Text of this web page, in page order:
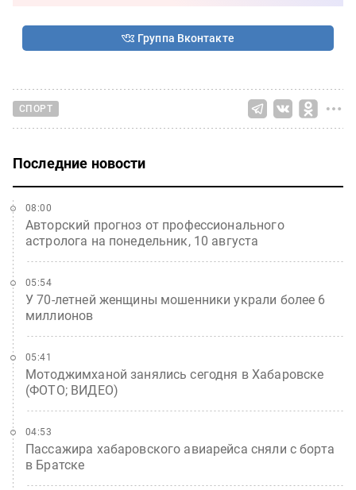
Группа Вконтакте
СПОРТ
Последние новости
Авторский прогноз от профессионального
астролога на понедельник, 10 августа
08:00
У 70-летней женщины мошенники украли более 6
миллионов
05:54
Мотоджимханой занялись сегодня в Хабаровске
(ФОТО; ВИДЕО)
05:41
Пассажира хабаровского авиарейса сняли с борта
в Братске
04:53